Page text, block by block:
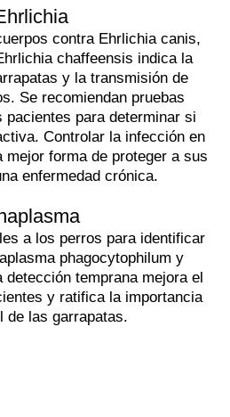
contra Ehrlichia canis,
chaffeensis indica la
y la transmisión de
Se recomiendan pruebas
pacientes para determinar si
Controlar la infección en
mejor forma de proteger a sus
enfermedad crónica.
a los perros para identificar
phagocytophilum y
temprana mejora el
y ratifica la importancia
de las garrapatas.